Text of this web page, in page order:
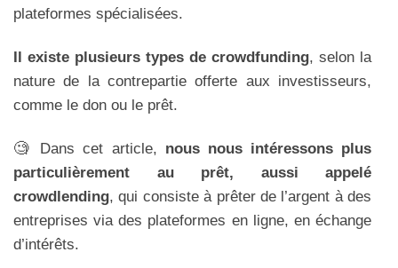
plateformes spécialisées.
Il existe plusieurs types de crowdfunding, selon la
nature de la contrepartie offerte aux investisseurs,
comme le don ou le prêt.
🧐 Dans cet article, nous nous intéressons plus
particulièrement au prêt, aussi appelé
crowdlending, qui consiste à prêter de l’argent à des
entreprises via des plateformes en ligne, en échange
d’intérêts.